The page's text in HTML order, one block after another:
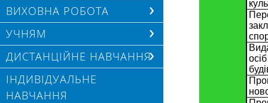
ВИХОВНА РОБОТА
УЧНЯМ
ДИСТАНЦІЙНЕ НАВЧАННЯ
ІНДИВІДУАЛЬНЕ
НАВЧАННЯ